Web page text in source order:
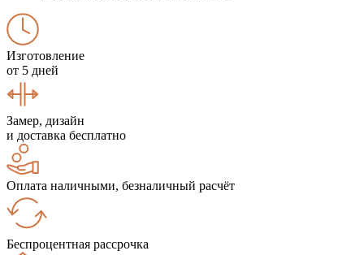
Изготовление
от 5 дней
Замер, дизайн
и доставка бесплатно
Оплата наличными, безналичный расчёт
Беспроцентная рассрочка